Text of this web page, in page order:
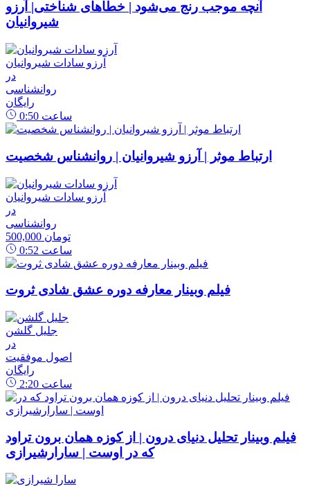
آنچه موجب رنج می‌شود | خطاهای شناختی| آرزو
شیروانیان
آرزو سادات شیروانیان
در
روانشناسی
رایگان
0:50 ساعت
ارتباط موثر | آرزو شیروانیان | روانشناس شخصیت
آرزو سادات شیروانیان
در
روانشناسی
500,000 تومان
0:52 ساعت
فیلم وبینار معارفه دوره عشق شادی ثروت
جلیل گلشن
در
اصول موفقیت
رایگان
2:20 ساعت
فیلم وبینار تحلیل دنیای درون | از کوزه همان برون تراود
که در اوست | سارارشیرازی